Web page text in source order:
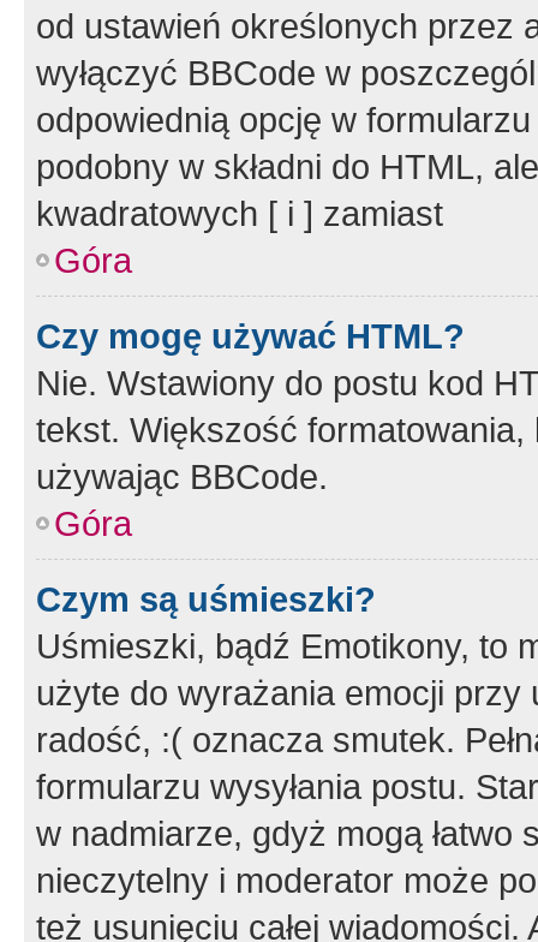
od ustawień określonych przez
wyłączyć BBCode w
odpowiednią opcję w
podobny w składni do HTML,
kwadratowych [ i ] zamiast
Góra
Czy mogę używać HTML?
Nie. Wstawiony do postu kod
tekst. Większość
używając BBCode.
Góra
Czym są uśmieszki?
Uśmieszki, bądź Emotikony, to
użyte do wyrażania emocji
radość, :( oznacza smutek.
formularzu wysyłania postu.
w nadmiarze, gdyż mogą
nieczytelny i moderator może
też usunięciu całej